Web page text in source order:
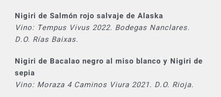
Nigiri de Salmón rojo salvaje de Alaska
Vino: Tempus Vivus 2022. Bodegas Nanclares.
D.O. Rías Baixas.
Nigiri de Bacalao negro al miso blanco y Nigiri de
sepia
Vino: Moraza 4 Caminos Viura 2021. D.O. Rioja.